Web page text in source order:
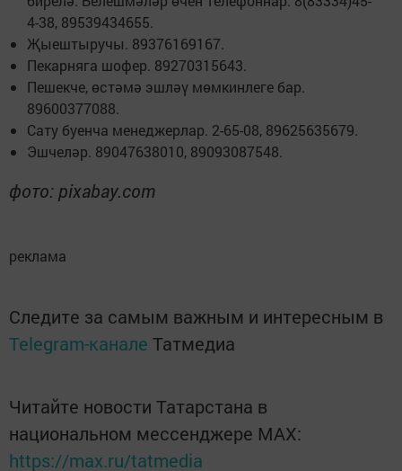
4-38, 89539434655.
Җыештыручы. 89376169167.
Пекарняга шофер. 89270315643.
Пешекче, өстәмә эшләү мөмкинлеге бар.
89600377088.
Сату буенча менеджерлар. 2-65-08, 89625635679.
Эшчеләр. 89047638010, 89093087548.
фото: pixabay.com
реклама
Следите за самым важным и интересным в
Telegram-канале Татмедиа
Читайте новости Татарстана в
национальном мессенджере MАХ:
https://max.ru/tatmedia